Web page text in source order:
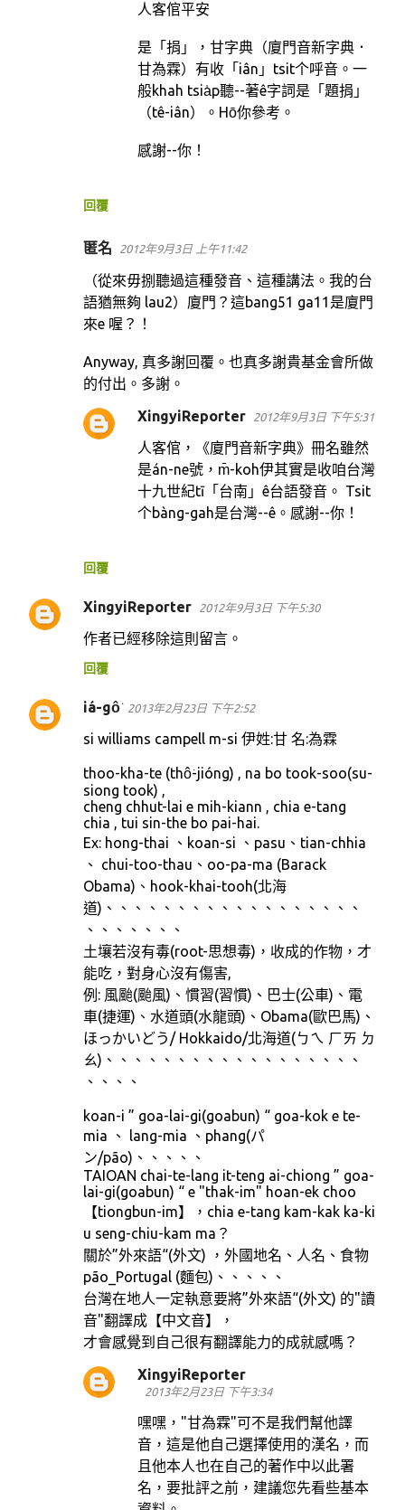
回覆
人客倌平安
是「捐」，甘字典（廈門音新字典．
甘為霖）有收「iân」tsit个呼音。一
般khah tsia̍p聽--著ê字詞是「題捐」
（tê-iân）。Hō͘你參考。
感謝--你！
匿名 2012年9月3日 上午11:42
（從來毋捌聽過這種發音、這種講法。我的台
語猶無夠 lau2）廈門？這bang51 ga11是廈門
來e 喔？！
Anyway, 真多謝回覆。也真多謝貴基金會所做
的付出。多謝。
回覆
XingyiReporter 2012年9月3日 下午5:31
人客倌，《廈門音新字典》冊名雖然
是án-ne號，m̄-koh伊其實是收咱台灣
十九世紀tī「台南」ê台語發音。 Tsit
个bàng-gah是台灣--ê。感謝--你！
XingyiReporter 2012年9月3日 下午5:30
作者已經移除這則留言。
回覆
iá-gô͘ 2013年2月23日 下午2:52
si williams campell m-si 伊姓:甘 名:為霖
thoo-kha-te (thô͘-jióng) , na bo took-soo(su-
siong took) ,
cheng chhut-lai e mih-kiann , chia e-tang
chia , tui sin-the bo pai-hai.
Ex: hong-thai 、koan-si 、pasu、tian-chhia
、 chui-too-thau、oo-pa-ma (Barack
Obama)、hook-khai-tooh(北海
道)、、、、、、、、、、、、、、、、、、
、、、、、、、
土壤若沒有毒(root-思想毒)，收成的作物，才
能吃，對身心沒有傷害,
例: 風颱(颱風)、慣習(習慣)、巴士(公車)、電
車(捷運)、水道頭(水龍頭)、Obama(歐巴馬)、
ほっかいどう/ Hokkaido/北海道(ㄅㄟ ㄏㄞ ㄉ
ㄠ)、、、、、、、、、、、、、、、、、、
、、、、
koan-i ” goa-lai-gi(goabun) “ goa-kok e te-
mia 、 lang-mia 、phang(パ
ン/pão)、、、、、
TAIOAN chai-te-lang it-teng ai-chiong ” goa-
lai-gi(goabun) “ e "thak-im" hoan-ek choo
【tiongbun-im】，chia e-tang kam-kak ka-ki
u seng-chiu-kam ma？
關於”外來語“(外文) ，外國地名、人名、食物
pão_Portugal (麵包)、、、、、
台灣在地人一定執意要將”外來語“(外文) 的"讀
音"翻譯成【中文音】，
才會感覺到自己很有翻譯能力的成就感嗎？
XingyiReporter
2013年2月23日 下午3:34
嘿嘿，"甘為霖"可不是我們幫他譯
音，這是他自己選擇使用的漢名，而
且他本人也在自己的著作中以此署
名，要批評之前，建議您先看些基本